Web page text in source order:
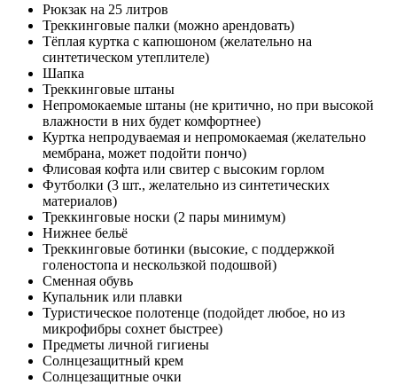
Рюкзак на 25 литров
Треккинговые палки (можно арендовать)
Тёплая куртка с капюшоном (желательно на
синтетическом утеплителе)
Шапка
Треккинговые штаны
Непромокаемые штаны (не критично, но при высокой
влажности в них будет комфортнее)
Куртка непродуваемая и непромокаемая (желательно
мембрана, может подойти пончо)
Флисовая кофта или свитер с высоким горлом
Футболки (3 шт., желательно из синтетических
материалов)
Треккинговые носки (2 пары минимум)
Нижнее бельё
Треккинговые ботинки (высокие, с поддержкой
голеностопа и нескользкой подошвой)
Сменная обувь
Купальник или плавки
Туристическое полотенце (подойдет любое, но из
микрофибры сохнет быстрее)
Предметы личной гигиены
Солнцезащитный крем
Солнцезащитные очки